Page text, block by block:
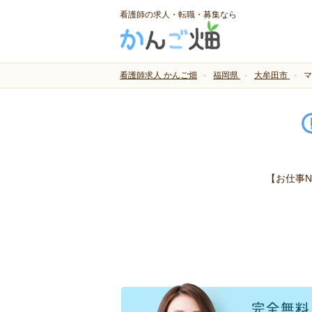
看護師の求人・転職・募集なら
看護師求人 かんご畑 福岡県 大牟田市
【お仕